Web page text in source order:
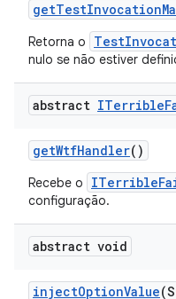
getTestInvocation
Retorna o
nulo se não estiver
abstract ITerrible
getWtfHandler()
Recebe o
configuração.
abstract void
injectOptionValue